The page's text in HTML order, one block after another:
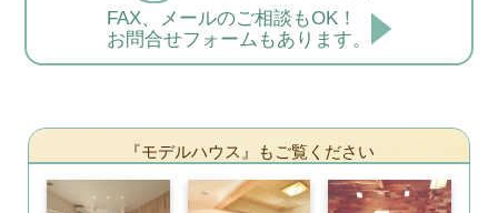
FAX、メールのご相談もOK！
お問合せフォームもあります。
『モデルハウス』もご覧ください